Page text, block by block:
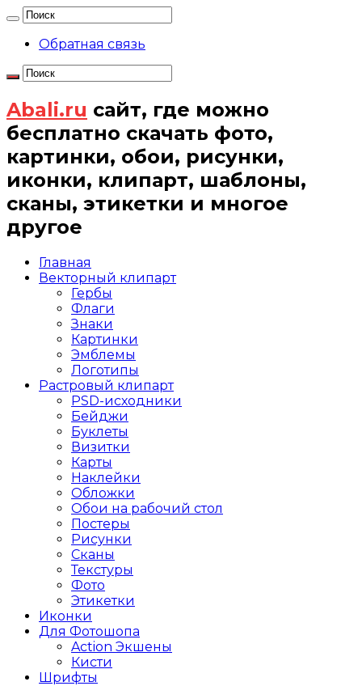
Обратная связь
Abali.ru сайт, где можно
бесплатно скачать фото,
картинки, обои, рисунки,
иконки, клипарт, шаблоны,
сканы, этикетки и многое
другое
Главная
Векторный клипарт
Гербы
Флаги
Знаки
Картинки
Эмблемы
Логотипы
Растровый клипарт
PSD-исходники
Бейджи
Буклеты
Визитки
Карты
Наклейки
Обложки
Обои на рабочий стол
Постеры
Рисунки
Сканы
Текстуры
Фото
Этикетки
Иконки
Для Фотошопа
Action Экшены
Кисти
Шрифты